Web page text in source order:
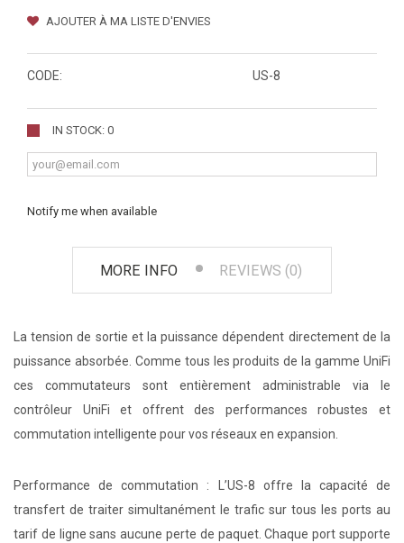
AJOUTER À MA LISTE D'ENVIES
CODE: US-8
IN STOCK: 0
Notify me when available
MORE INFO REVIEWS (0)
La tension de sortie et la puissance dépendent directement de la
puissance absorbée. Comme tous les produits de la gamme UniFi
ces commutateurs sont entièrement administrable via le
contrôleur UniFi et offrent des performances robustes et
commutation intelligente pour vos réseaux en expansion.
Performance de commutation : L’US-8 offre la capacité de
transfert de traiter simultanément le trafic sur tous les ports au
tarif de ligne sans aucune perte de paquet. Chaque port supporte